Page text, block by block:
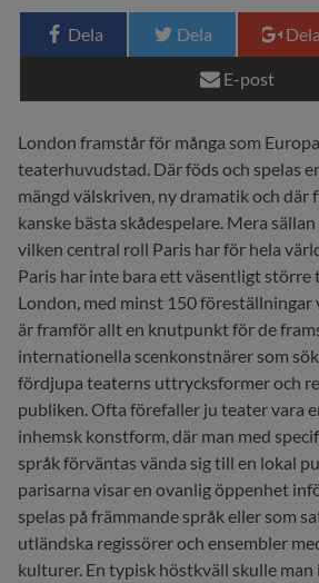
Dela Dela Dela
E-post
London framstår för många som
teaterhuvudstad. Där föds och spelas
mängd välskriven, ny dramatik och där
kanske bästa skådespelare. Mera
vilken central roll Paris har för hela
Paris har inte bara ett väsentligt större
London, med minst 150 föreställningar
är framför allt en knutpunkt för de
internationella scenkonstnärer som
fördjupa teaterns uttrycksformer och
publiken. Ofta förefaller ju teater vara
inhemsk konstform, där man med
språk förväntas vända sig till en lokal
parisarna visar en ovanlig öppenhet
spelas på främmande språk eller som
utländska regissörer och ensembler
kulturer. En typisk höstkväll skulle man